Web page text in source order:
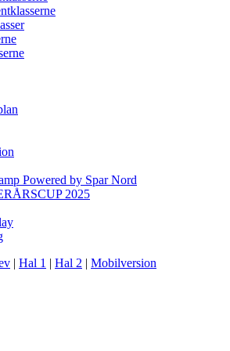
Powered by Spar Nord
2025
| Hal 1 | Hal 2 | Mobilversion